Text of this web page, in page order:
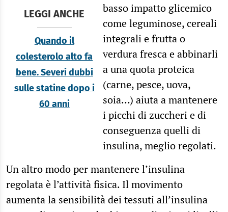
LEGGI ANCHE
Quando il
colesterolo alto fa
bene. Severi dubbi
sulle statine dopo i
60 anni
basso impatto glicemico
come leguminose, cereali
integrali e frutta o
verdura fresca e abbinarli
a una quota proteica
(carne, pesce, uova,
soia…) aiuta a mantenere
i picchi di zuccheri e di
conseguenza quelli di
insulina, meglio regolati.
Un altro modo per mantenere l’insulina
regolata è l’attività fisica. Il movimento
aumenta la sensibilità dei tessuti all’insulina